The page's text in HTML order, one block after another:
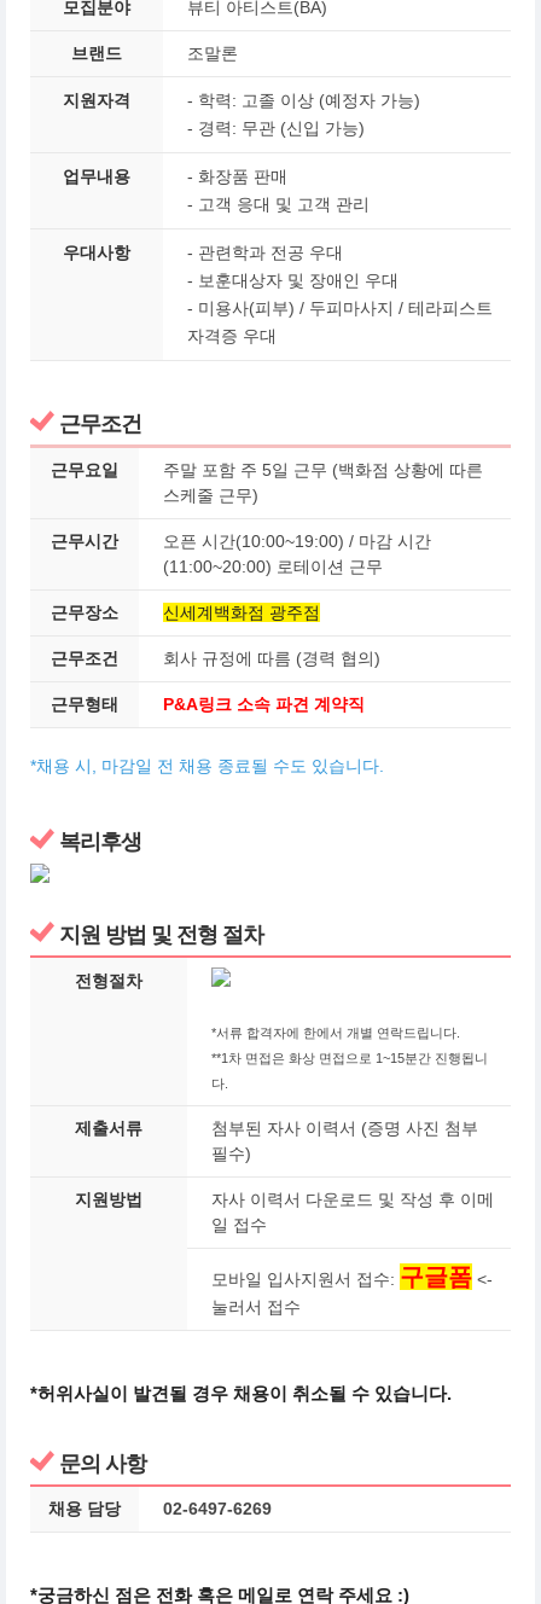
모집분야 뷰티 아티스트(BA)
브랜드 조말론
지원자격
- 학력: 고졸 이상 (예정자 가능)
- 경력: 무관 (신입 가능)
업무내용
- 화장품 판매
- 고객 응대 및 고객 관리
우대사항
- 관련학과 전공 우대
- 보훈대상자 및 장애인 우대
- 미용사(피부) / 두피마사지 / 테라피스트
자격증 우대
근무조건
근무요일
주말 포함 주 5일 근무 (백화점 상황에 따른
스케줄 근무)
근무시간
오픈 시간(10:00~19:00) / 마감 시간
(11:00~20:00) 로테이션 근무
근무장소 신세계백화점 광주점
근무조건 회사 규정에 따름 (경력 협의)
근무형태 P&A링크 소속 파견 계약직
*채용 시, 마감일 전 채용 종료될 수도 있습니다.
복리후생
지원 방법 및 전형 절차
전형절차
*서류 합격자에 한에서 개별 연락드립니다.
**1차 면접은 화상 면접으로 1~15분간 진행됩니
다.
제출서류
첨부된 자사 이력서 (증명 사진 첨부
필수)
지원방법
자사 이력서 다운로드 및 작성 후 이메
일 접수
모바일 입사지원서 접수: 구글폼 <-
눌러서 접수
*허위사실이 발견될 경우 채용이 취소될 수 있습니다.
문의 사항
채용 담당 02-6497-6269
*궁금하신 점은 전화 혹은 메일로 연락 주세요 :)